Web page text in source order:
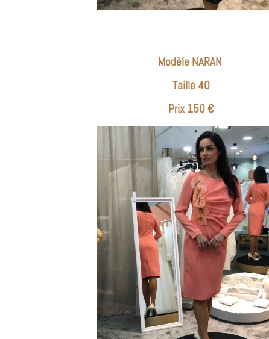
Modèle NARAN
Taille 40
Prix 150 €